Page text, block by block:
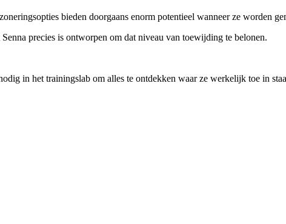
bieden doorgaans enorm potentieel wanneer ze worden
precies is ontworpen om dat niveau van toewijding te belonen.
in het trainingslab om alles te ontdekken waar ze werkelijk toe in